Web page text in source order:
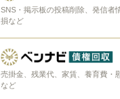
SNS・掲示板の投稿削除、発信者
損など
売掛金、残業代、家賃、養育費・
など